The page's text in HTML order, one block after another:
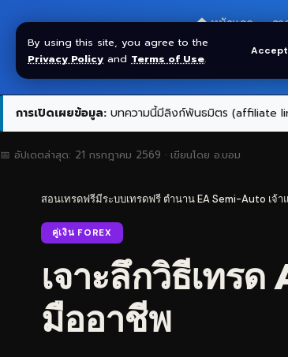
By using this site, you agree to the
Privacy Policy and Terms of Use.
Accept
🏠 หน้าแรก รา
การเปิดเผยข้อมูล: บทความนี้มีลิงก์พันธมิตร (affiliate
📅 อัปเดตล่าสุด: 21 กรกฎาคม 2569 · เขียนโดย อ.บอม
สอนเทรดฟรีมีระบบเทรดฟรี ตำนาน EA Semi-Auto เจ้า
คู่เงิน FOREX
เจาะลึกวิธีเทร
มืออาชีพ